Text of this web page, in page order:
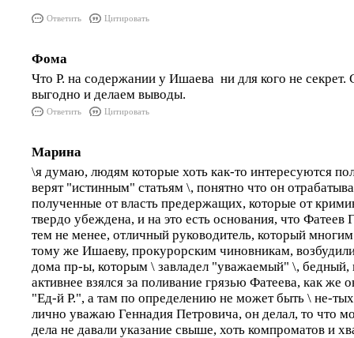
Ответить Цитировать
Фома
Что Р. на содержании у Ишаева ни для кого не секрет.
выгодно и делаем выводы.
Ответить Цитировать
Марина
\я думаю, людям которые хоть как-то интересуются
верят "истинным" статьям \, понятно что он
полученные от власть предержащих, которые от
твердо убеждена, и на это есть основания, что Фатеев
тем не менее, отличный руководитель, который
тому же Ишаеву, прокурорским чиновникам,
дома пр-ы, которым \ завладел "уважаемый" \, бедный,
активнее взялся за поливание грязью Фатеева, как же
"Ед-й Р.", а там по определению не может быть \ не-
лично уважаю Геннадия Петровича, он делал, то что
дела не давали указание свыше, хоть компроматов и